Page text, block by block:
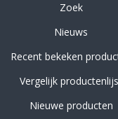
Zoek
Nieuws
Recent bekeken
Vergelijk
Nieuwe producten